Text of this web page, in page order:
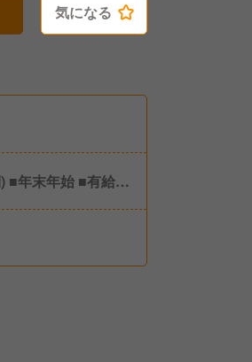
気になる
■年末年始 ■有給休
気になる